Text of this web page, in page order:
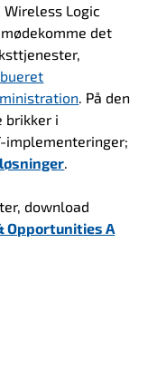
Logic
det
. På den
brikker i
implementeringer;
download
Opportunities A